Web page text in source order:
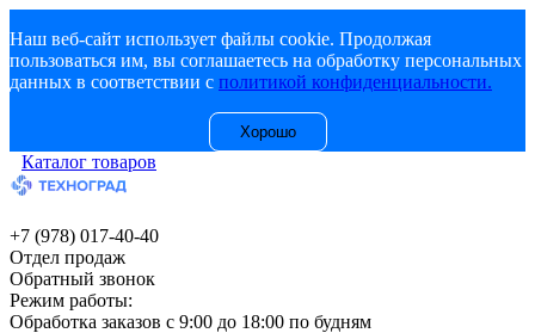
Наш веб-сайт использует файлы cookie. Продолжая
пользоваться им, вы соглашаетесь на обработку персональных
данных в соответствии с политикой конфиденциальности.
Хорошо
Каталог товаров
+7 (978) 017-40-40
Отдел продаж
Обратный звонок
Режим работы:
Обработка заказов с 9:00 до 18:00 по будням